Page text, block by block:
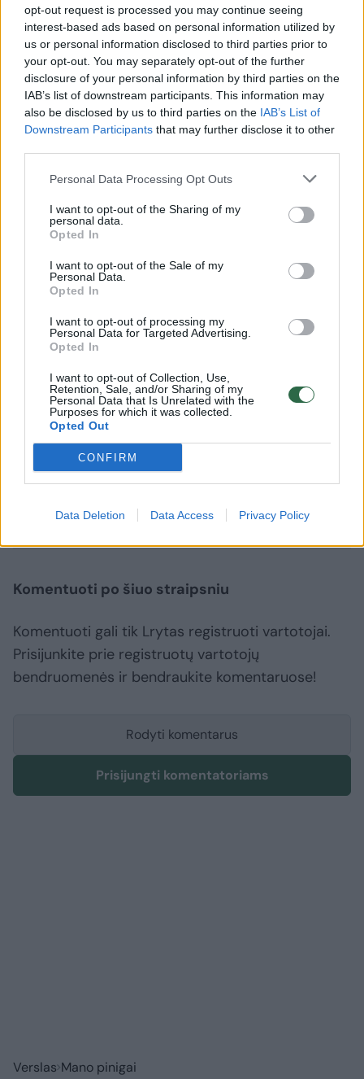
opt-out request is processed you may continue seeing
interest-based ads based on personal information utilized by
us or personal information disclosed to third parties prior to
your opt-out. You may separately opt-out of the further
disclosure of your personal information by third parties on the
IAB’s list of downstream participants. This information may
also be disclosed by us to third parties on the IAB’s List of
Downstream Participants that may further disclose it to other
Personal Data Processing Opt Outs
I want to opt-out of the Sharing of my
personal data.
Opted In
I want to opt-out of the Sale of my
Personal Data.
Opted In
I want to opt-out of processing my
Personal Data for Targeted Advertising.
Opted In
I want to opt-out of Collection, Use,
Retention, Sale, and/or Sharing of my
Personal Data that Is Unrelated with the
Purposes for which it was collected.
Opted Out
CONFIRM
Data Deletion Data Access Privacy Policy
Prisijunkite prie mūsų bendruomenės ir tapkite
prenumeratoriumi
Vos nuo 1 Eur / mėn.
Prenumeruoti
Kiti prenumeratos planai
Lorem ipsum dolor sit amet consectetur
officiis sed tempore vitae veritatis
repellendus, ad saepe architecto
repudiandae corrupti sit non error illum
consequuntur adipisci dignissimos maxime.
euras Lietuvos bankas Rodyti daugiau žymių
Komentuoti po šiuo straipsniu
Komentuoti gali tik Lrytas registruoti vartotojai.
Prisijunkite prie registruotų vartotojų
bendruomenės ir bendraukite komentaruose!
Rodyti komentarus
Prisijungti komentatoriams
Verslas Mano pinigai